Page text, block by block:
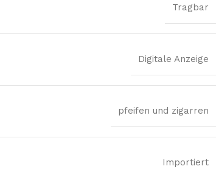
Tragbar
Digitale Anzeige
pfeifen und zigarren
Importiert